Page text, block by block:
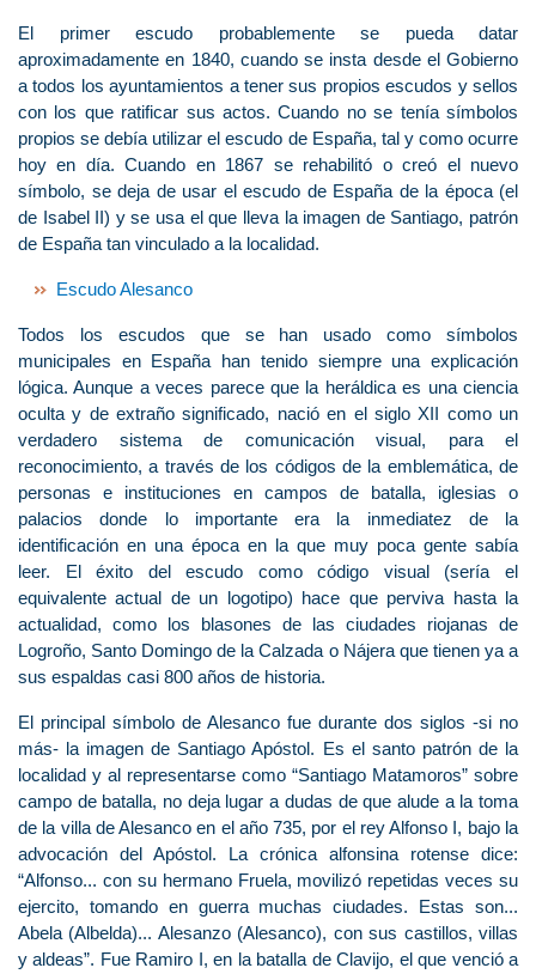
El primer escudo probablemente se pueda datar
aproximadamente en 1840, cuando se insta desde el Gobierno
a todos los ayuntamientos a tener sus propios escudos y sellos
con los que ratificar sus actos. Cuando no se tenía símbolos
propios se debía utilizar el escudo de España, tal y como ocurre
hoy en día. Cuando en 1867 se rehabilitó o creó el nuevo
símbolo, se deja de usar el escudo de España de la época (el
de Isabel II) y se usa el que lleva la imagen de Santiago, patrón
de España tan vinculado a la localidad.
Escudo Alesanco
Todos los escudos que se han usado como símbolos
municipales en España han tenido siempre una explicación
lógica. Aunque a veces parece que la heráldica es una ciencia
oculta y de extraño significado, nació en el siglo XII como un
verdadero sistema de comunicación visual, para el
reconocimiento, a través de los códigos de la emblemática, de
personas e instituciones en campos de batalla, iglesias o
palacios donde lo importante era la inmediatez de la
identificación en una época en la que muy poca gente sabía
leer. El éxito del escudo como código visual (sería el
equivalente actual de un logotipo) hace que perviva hasta la
actualidad, como los blasones de las ciudades riojanas de
Logroño, Santo Domingo de la Calzada o Nájera que tienen ya a
sus espaldas casi 800 años de historia.
El principal símbolo de Alesanco fue durante dos siglos -si no
más- la imagen de Santiago Apóstol. Es el santo patrón de la
localidad y al representarse como “Santiago Matamoros” sobre
campo de batalla, no deja lugar a dudas de que alude a la toma
de la villa de Alesanco en el año 735, por el rey Alfonso I, bajo la
advocación del Apóstol. La crónica alfonsina rotense dice:
“Alfonso... con su hermano Fruela, movilizó repetidas veces su
ejercito, tomando en guerra muchas ciudades. Estas son...
Abela (Albelda)... Alesanzo (Alesanco), con sus castillos, villas
y aldeas”. Fue Ramiro I, en la batalla de Clavijo, el que venció a